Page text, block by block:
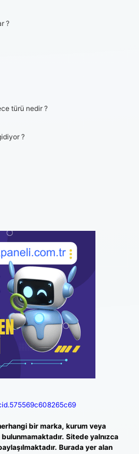
?
türü nedir ?
?
bir marka, kurum veya
Sitede yalnızca
Burada yer alan